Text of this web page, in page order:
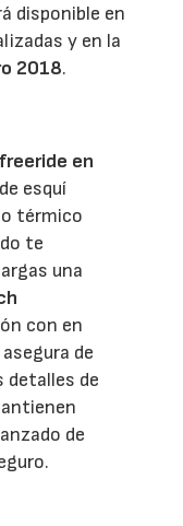
disponible en
y en la
2018.
en
esquí
térmico
te
una
con en
de
detalles de
de